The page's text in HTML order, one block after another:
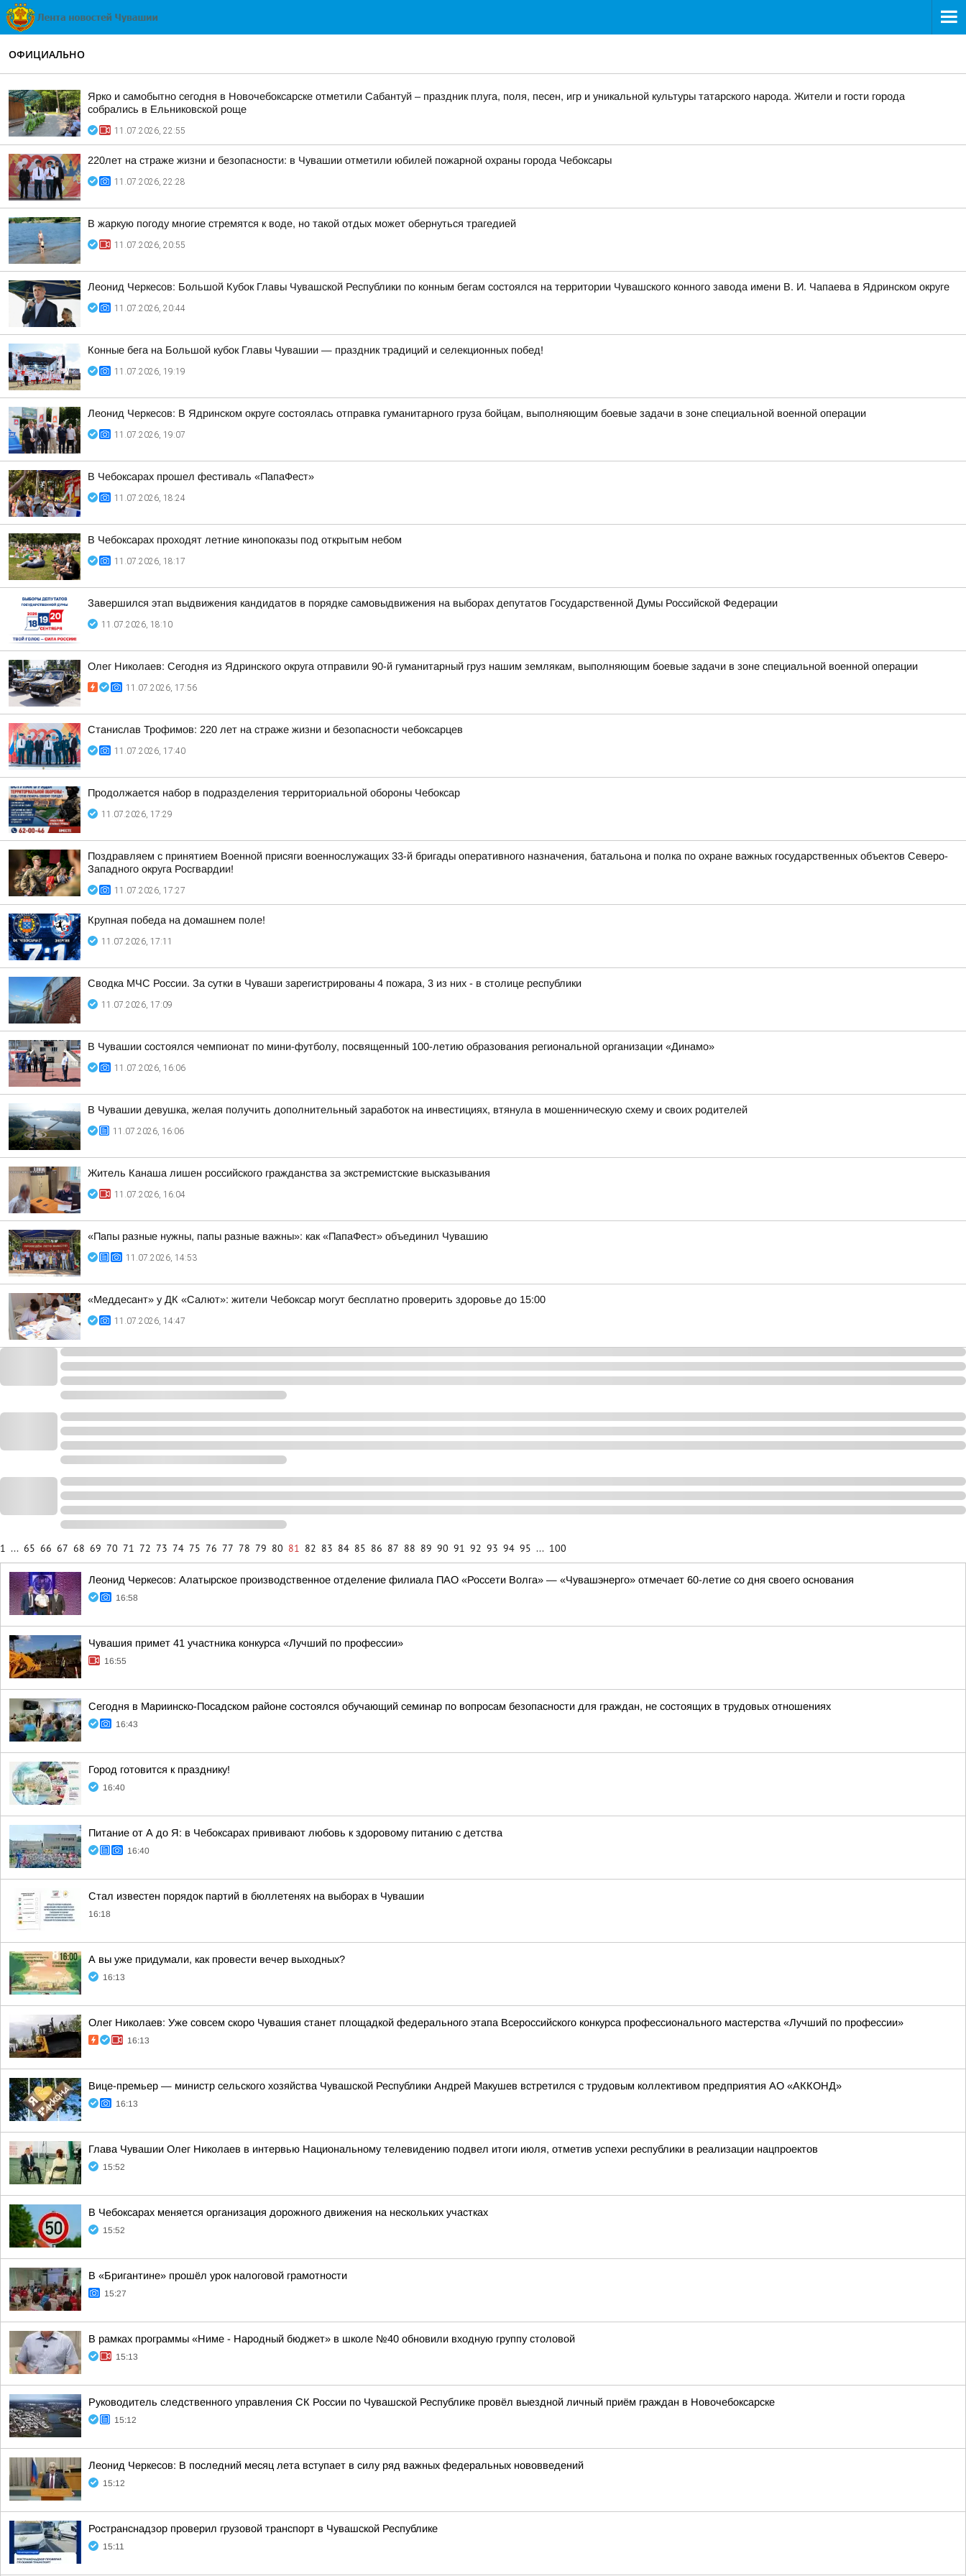
ОФИЦИАЛЬНО
Ярко и самобытно сегодня в Новочебоксарске отметили Сабантуй – праздник плуга, поля, песен, игр и уникальной культуры татарского народа. Жители и гости города
собрались в Ельниковской роще
11.07.2026, 22:55
220лет на страже жизни и безопасности: в Чувашии отметили юбилей пожарной охраны города Чебоксары
11.07.2026, 22:28
В жаркую погоду многие стремятся к воде, но такой отдых может обернуться трагедией
11.07.2026, 20:55
Леонид Черкесов: Большой Кубок Главы Чувашской Республики по конным бегам состоялся на территории Чувашского конного завода имени В. И. Чапаева в Ядринском округе
11.07.2026, 20:44
Конные бега на Большой кубок Главы Чувашии — праздник традиций и селекционных побед!
11.07.2026, 19:19
Леонид Черкесов: В Ядринском округе состоялась отправка гуманитарного груза бойцам, выполняющим боевые задачи в зоне специальной военной операции
11.07.2026, 19:07
В Чебоксарах прошел фестиваль «ПапаФест»
11.07.2026, 18:24
В Чебоксарах проходят летние кинопоказы под открытым небом
11.07.2026, 18:17
Завершился этап выдвижения кандидатов в порядке самовыдвижения на выборах депутатов Государственной Думы Российской Федерации
11.07.2026, 18:10
Олег Николаев: Сегодня из Ядринского округа отправили 90-й гуманитарный груз нашим землякам, выполняющим боевые задачи в зоне специальной военной операции
11.07.2026, 17:56
Станислав Трофимов: 220 лет на страже жизни и безопасности чебоксарцев
11.07.2026, 17:40
Продолжается набор в подразделения территориальной обороны Чебоксар
11.07.2026, 17:29
Поздравляем с принятием Военной присяги военнослужащих 33-й бригады оперативного назначения, батальона и полка по охране важных государственных объектов Северо-
Западного округа Росгвардии!
11.07.2026, 17:27
Крупная победа на домашнем поле!
11.07.2026, 17:11
Сводка МЧС России. За сутки в Чуваши зарегистрированы 4 пожара, 3 из них - в столице республики
11.07.2026, 17:09
В Чувашии состоялся чемпионат по мини-футболу, посвященный 100-летию образования региональной организации «Динамо»
11.07.2026, 16:06
В Чувашии девушка, желая получить дополнительный заработок на инвестициях, втянула в мошенническую схему и своих родителей
11.07.2026, 16:06
Житель Канаша лишен российского гражданства за экстремистские высказывания
11.07.2026, 16:04
«Папы разные нужны, папы разные важны»: как «ПапаФест» объединил Чувашию
11.07.2026, 14:53
«Меддесант» у ДК «Салют»: жители Чебоксар могут бесплатно проверить здоровье до 15:00
11.07.2026, 14:47
1 ... 65 66 67 68 69 70 71 72 73 74 75 76 77 78 79 80 81 82 83 84 85 86 87 88 89 90 91 92 93 94 95 ... 100
Леонид Черкесов: Алатырское производственное отделение филиала ПАО «Россети Волга» — «Чувашэнерго» отмечает 60-летие со дня своего основания
16:58
Чувашия примет 41 участника конкурса «Лучший по профессии»
16:55
Сегодня в Мариинско-Посадском районе состоялся обучающий семинар по вопросам безопасности для граждан, не состоящих в трудовых отношениях
16:43
Город готовится к празднику!
16:40
Питание от А до Я: в Чебоксарах прививают любовь к здоровому питанию с детства
16:40
Стал известен порядок партий в бюллетенях на выборах в Чувашии
16:18
А вы уже придумали, как провести вечер выходных?
16:13
Олег Николаев: Уже совсем скоро Чувашия станет площадкой федерального этапа Всероссийского конкурса профессионального мастерства «Лучший по профессии»
16:13
Вице-премьер — министр сельского хозяйства Чувашской Республики Андрей Макушев встретился с трудовым коллективом предприятия АО «АККОНД»
16:13
Глава Чувашии Олег Николаев в интервью Национальному телевидению подвел итоги июля, отметив успехи республики в реализации нацпроектов
15:52
В Чебоксарах меняется организация дорожного движения на нескольких участках
15:52
В «Бригантине» прошёл урок налоговой грамотности
15:27
В рамках программы «Ниме - Народный бюджет» в школе №40 обновили входную группу столовой
15:13
Руководитель следственного управления СК России по Чувашской Республике провёл выездной личный приём граждан в Новочебоксарске
15:12
Леонид Черкесов: В последний месяц лета вступает в силу ряд важных федеральных нововведений
15:12
Ространснадзор проверил грузовой транспорт в Чувашской Республике
15:11